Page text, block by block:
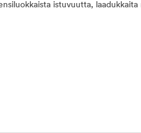
istuvuutta, laadukkaita